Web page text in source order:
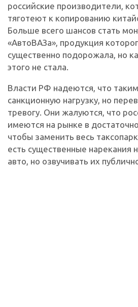
российские производители,
тяготеют к копированию
Больше всего шансов стать
«АвтоВАЗа», продукция
существенно подорожала, но
этого не стала.
Власти РФ надеются, что
санкционную нагрузку, но
тревогу. Они жалуются, что
имеются на рынке в
чтобы заменить весь
есть существенные нарекания
авто, но озвучивать их